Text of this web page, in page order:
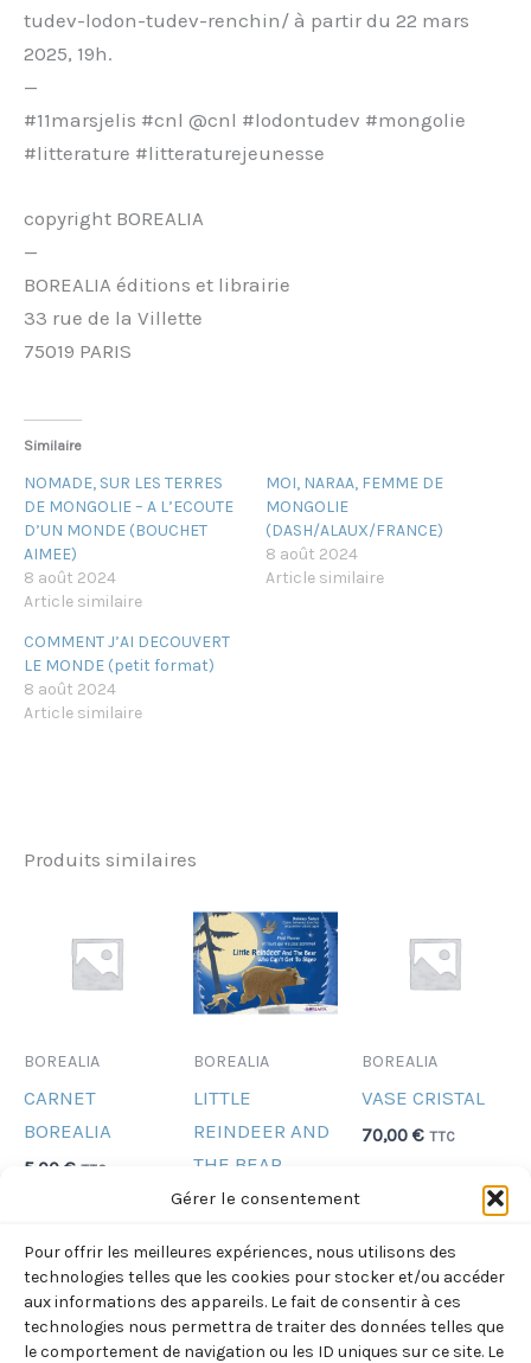
Gérer le consentement
Pour offrir les meilleures expériences, nous utilisons des
technologies telles que les cookies pour stocker et/ou accéder
aux informations des appareils. Le fait de consentir à ces
technologies nous permettra de traiter des données telles que
le comportement de navigation ou les ID uniques sur ce site. Le
tudev-lodon-tudev-renchin/ à partir du 22 mars
2025, 19h.
—
#11marsjelis #cnl @cnl #lodontudev #mongolie
#litterature #litteraturejeunesse
copyright BOREALIA
—
BOREALIA éditions et librairie
33 rue de la Villette
75019 PARIS
Similaire
NOMADE, SUR LES TERRES
DE MONGOLIE – A L’ECOUTE
D’UN MONDE (BOUCHET
AIMEE)
8 août 2024
Article similaire
MOI, NARAA, FEMME DE
MONGOLIE
(DASH/ALAUX/FRANCE)
8 août 2024
Article similaire
COMMENT J’AI DECOUVERT
LE MONDE (petit format)
8 août 2024
Article similaire
Produits similaires
BOREALIA
CARNET
BOREALIA
5,00 € TTC
au
panier
BOREALIA
LITTLE
REINDEER AND
THE BEAR
(HOFFMANN-
SUKYS )
(BILINGUE
ANGLAIS-
BOREALIA
VASE CRISTAL
70,00€ TTC